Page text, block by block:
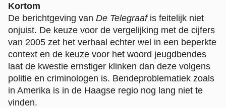
Kortom
De berichtgeving van De Telegraafis feitelijk niet
onjuist. De keuze voor de vergelijking met de cijfers
van 2005 zet het verhaal echter wel in een beperkte
context en de keuze voor het woord jeugdbendes
laat de kwestie ernstiger klinken dan deze volgens
politie en criminologen is. Bendeproblematiek zoals
in Amerika is in de Haagse regio nog lang niet te
vinden.